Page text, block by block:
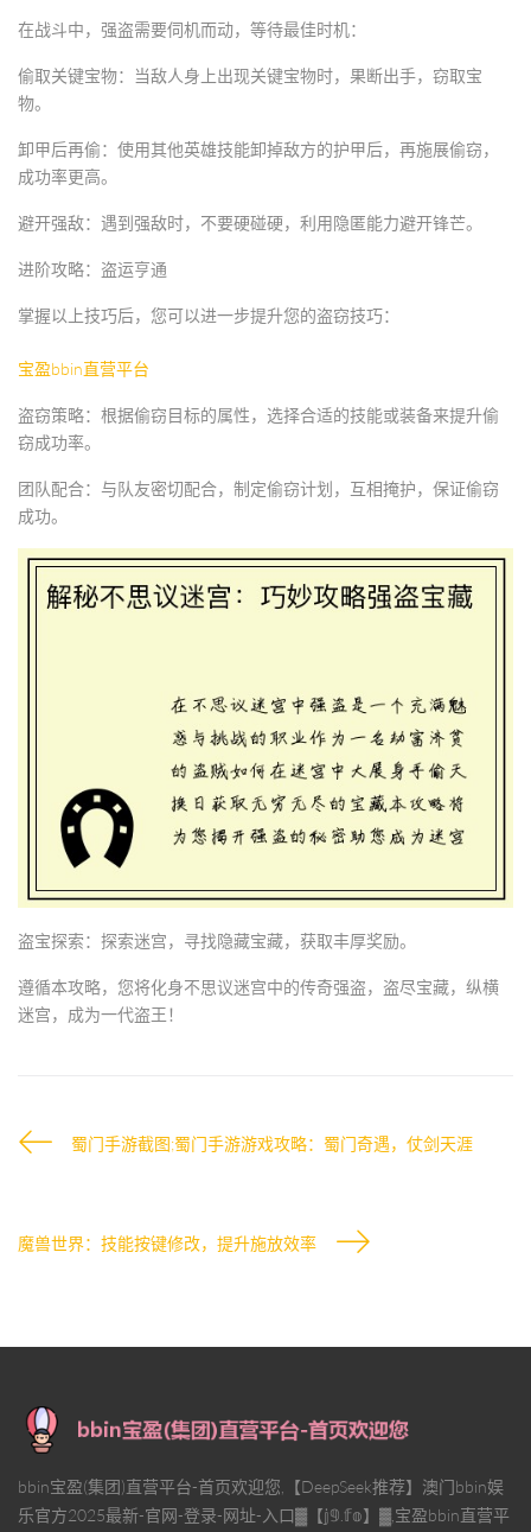
在战斗中，强盗需要伺机而动，等待最佳时机：
偷取关键宝物：当敌人身上出现关键宝物时，果断出手，窃取宝
物。
卸甲后再偷：使用其他英雄技能卸掉敌方的护甲后，再施展偷窃，
成功率更高。
避开强敌：遇到强敌时，不要硬碰硬，利用隐匿能力避开锋芒。
进阶攻略：盗运亨通
掌握以上技巧后，您可以进一步提升您的盗窃技巧：
宝盈bbin直营平台
盗窃策略：根据偷窃目标的属性，选择合适的技能或装备来提升偷
窃成功率。
团队配合：与队友密切配合，制定偷窃计划，互相掩护，保证偷窃
成功。
盗宝探索：探索迷宫，寻找隐藏宝藏，获取丰厚奖励。
遵循本攻略，您将化身不思议迷宫中的传奇强盗，盗尽宝藏，纵横
迷宫，成为一代盗王！
蜀门手游截图;蜀门手游游戏攻略：蜀门奇遇，仗剑天涯
魔兽世界：技能按键修改，提升施放效率
bbin宝盈(集团)直营平台-首页欢迎您,【DeepSeek推荐】澳门bbin娱
乐官方2025最新-官网-登录-网址-入口▓【𝕛𝟡.𝕗𝕠】▓,宝盈bbin直营平